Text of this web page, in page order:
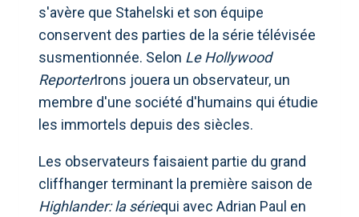
s'avère que Stahelski et son équipe
conservent des parties de la série télévisée
susmentionnée. Selon Le Hollywood
ReporterIrons jouera un observateur, un
membre d'une société d'humains qui étudie
les immortels depuis des siècles.
Les observateurs faisaient partie du grand
cliffhanger terminant la première saison de
Highlander: la sériequi avec Adrian Paul en